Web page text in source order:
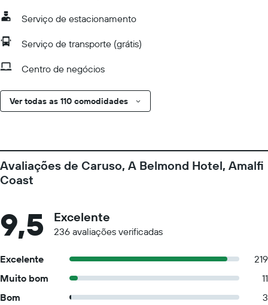
Serviço de estacionamento
Serviço de transporte (grátis)
Centro de negócios
Ver todas as 110 comodidades
Avaliações de Caruso, A Belmond Hotel, Amalfi
Coast
9,5 Excelente
236 avaliações verificadas
Excelente
219
Muito bom
11
Bom
3